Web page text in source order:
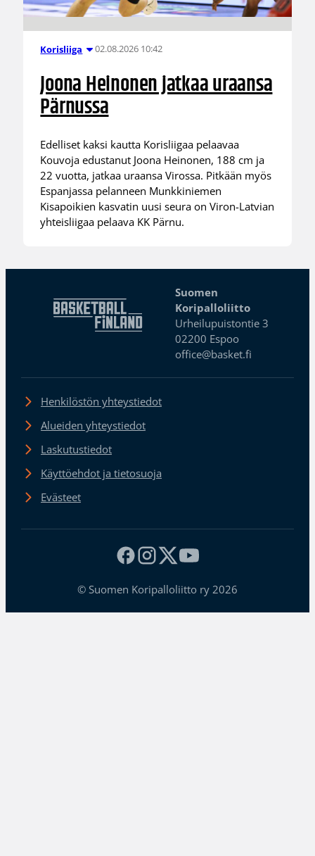
Korisliiga 02.08.2026 10:42
Joona Heinonen jatkaa uraansa
Pärnussa
Edelliset kaksi kautta Korisliigaa pelaavaa
Kouvoja edustanut Joona Heinonen, 188 cm ja
22 vuotta, jatkaa uraansa Virossa. Pitkään myös
Espanjassa pelanneen Munkkiniemen
Kisapoikien kasvatin uusi seura on Viron-Latvian
yhteisliigaa pelaava KK Pärnu.
Suomen
Koripalloliitto
Urheilupuistontie 3
02200 Espoo
office@basket.fi
Henkilöstön yhteystiedot
Alueiden yhteystiedot
Laskutustiedot
Käyttöehdot ja tietosuoja
Evästeet
© Suomen Koripalloliitto ry 2026